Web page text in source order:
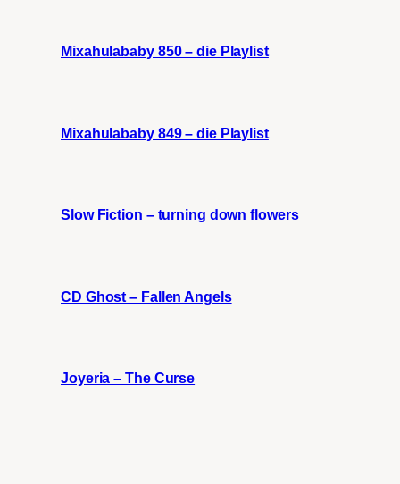
Mixahulababy 850 – die Playlist
Mixahulababy 849 – die Playlist
Slow Fiction – turning down flowers
CD Ghost – Fallen Angels
Joyeria – The Curse